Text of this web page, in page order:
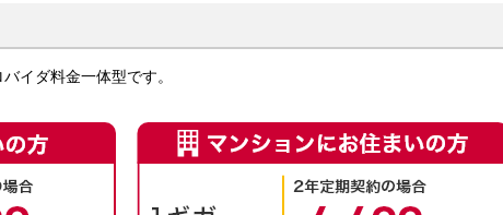
イダ料金一体型です。